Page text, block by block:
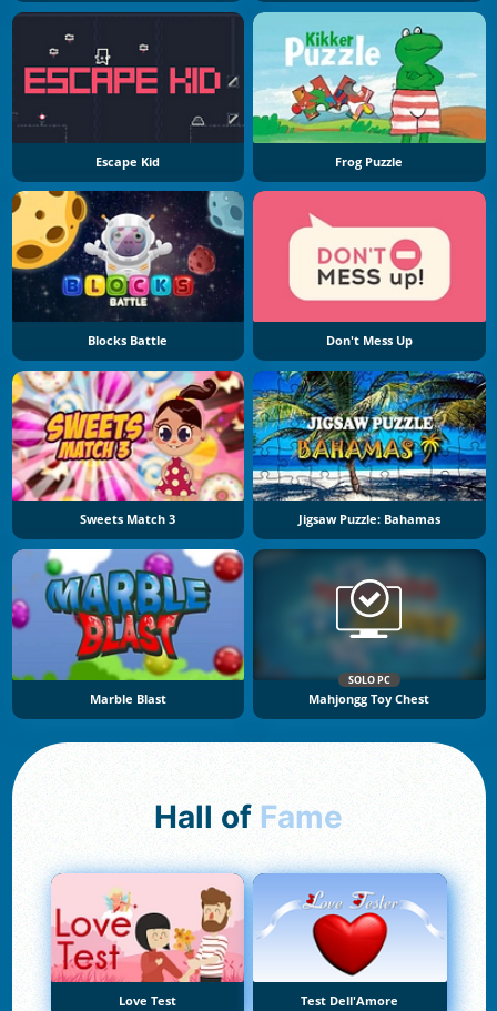
Escape Kid Frog Puzzle
Blocks Battle Don't Mess Up
Sweets Match 3 Jigsaw Puzzle: Bahamas
Marble Blast
SOLO PC
Mahjongg Toy Chest
Hall of Fame
Love Test Test Dell'Amore